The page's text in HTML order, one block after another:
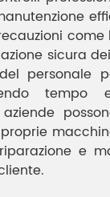
come
sicura
personale
tempo
e